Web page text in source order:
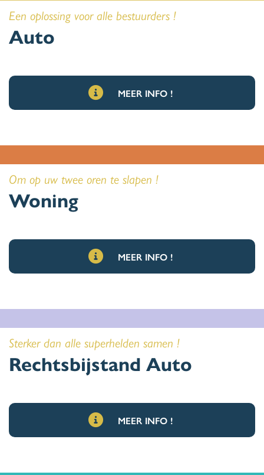
Een oplossing voor alle bestuurders !
Auto
MEER INFO !
Om op uw twee oren te slapen !
Woning
MEER INFO !
Sterker dan alle superhelden samen !
Rechtsbijstand Auto
MEER INFO !